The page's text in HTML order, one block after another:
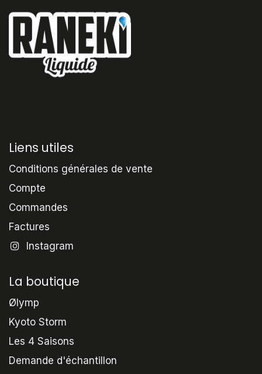
Liens utiles
Conditions générales de vente
Compte
Commandes
Factures
Instagram
La boutique
Ølymp
Kyoto Storm
Les 4 Saisons
Demande d'échantillon